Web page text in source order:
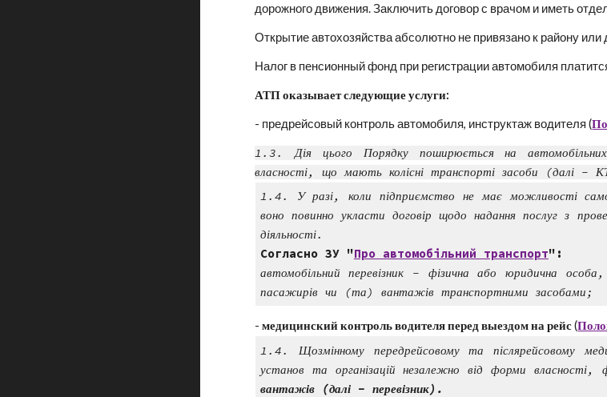
дорожного движения. Заключить договор с врачом и иметь
Открытие автохозяйства абсолютно не привязано к району
Налог в пенсионный фонд при регистрации автомобиля
АТП оказывает следующие услуги:
- предрейсовый контроль автомобиля, инструктаж водителя (
1.3. Дія цього Порядку поширюється на автомобільних
власності, що мають колісні транспорті засоби (далі -
1.4. У разі, коли підприємство не має можливості
воно повинно укласти договір щодо надання послуг з
діяльності.
Согласно ЗУ "Про автомобільний транспорт":
автомобільний перевізник - фізична або юридична
пасажирів чи (та) вантажів транспортними засобами;
-медицинский контроль водителя перед выездом на рейс(
1.4.
Щозмінному передрейсовому та післярейсовому
установ та організацій незалежно від форми власності,
вантажів (далі - перевізник).